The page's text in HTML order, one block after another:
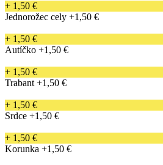
+ 1,50 €
Jednorožec cely +1,50 €
+ 1,50 €
Autíčko +1,50 €
+ 1,50 €
Trabant +1,50 €
+ 1,50 €
Srdce +1,50 €
+ 1,50 €
Korunka +1,50 €